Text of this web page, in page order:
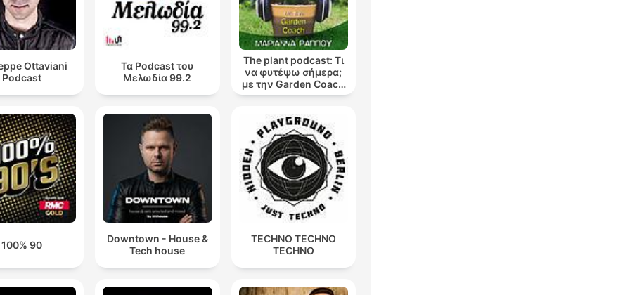
Ottaviani
Podcast
Τα Podcast του
Μελωδία 99.2
The plant podcast: Τι
να φυτέψω σήμερα;
με την Garden Coach
Μαριάννα Ράππου
100% 90
Downtown - House &
Tech house
TECHNO TECHNO
TECHNO